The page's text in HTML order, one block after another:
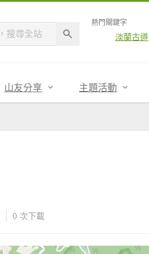
熱門關鍵字
淡蘭古道
山友分享 主題活動
0 次下載